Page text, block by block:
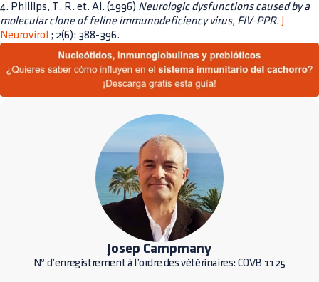
4. Phillips, T. R. et. Al. (1996) Neurologic dysfunctions caused by a
molecular clone of feline immunodeficiency virus, FIV-PPR.
Neurovirol ; 2(6): 388-396.
Josep Campmany
Nº d’enregistrement à l’ordre des vétérinaires: COVB 1125